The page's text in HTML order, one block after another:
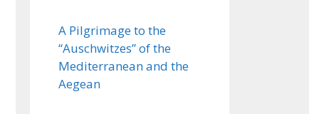
A Pilgrimage to the
“Auschwitzes” of the
Mediterranean and the
Aegean